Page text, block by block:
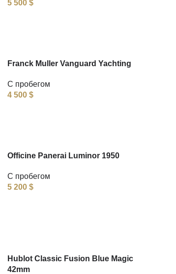
5 500 $
Franck Muller Vanguard Yachting
С пробегом
4 500 $
Officine Panerai Luminor 1950
С пробегом
5 200 $
Hublot Classic Fusion Blue Magic
42mm